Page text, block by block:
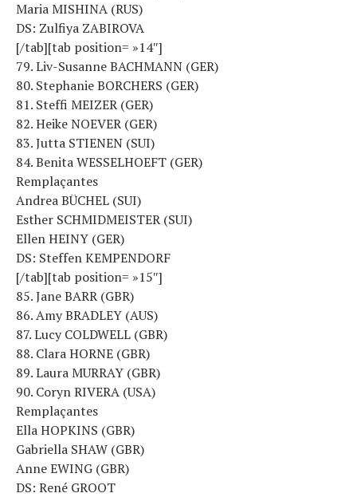
Maria MISHINA (RUS)
DS: Zulfiya ZABIROVA
[/tab][tab position= »14″]
79. Liv-Susanne BACHMANN (GER)
80. Stephanie BORCHERS (GER)
81. Steffi MEIZER (GER)
82. Heike NOEVER (GER)
83. Jutta STIENEN (SUI)
84. Benita WESSELHOEFT (GER)
Remplaçantes
Andrea BÜCHEL (SUI)
Esther SCHMIDMEISTER (SUI)
Ellen HEINY (GER)
DS: Steffen KEMPENDORF
[/tab][tab position= »15″]
85. Jane BARR (GBR)
86. Amy BRADLEY (AUS)
87. Lucy COLDWELL (GBR)
88. Clara HORNE (GBR)
89. Laura MURRAY (GBR)
90. Coryn RIVERA (USA)
Remplaçantes
Ella HOPKINS (GBR)
Gabriella SHAW (GBR)
Anne EWING (GBR)
DS: René GROOT